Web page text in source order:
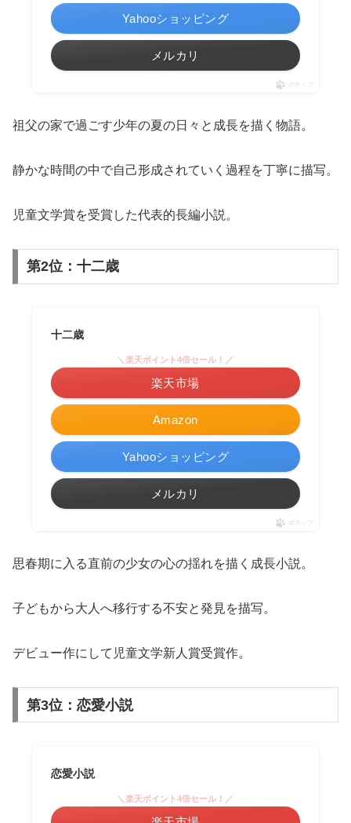
Yahooショッピング
メルカリ
ポチップ
祖父の家で過ごす少年の夏の日々と成長を描く物語。
静かな時間の中で自己形成されていく過程を丁寧に描写。
児童文学賞を受賞した代表的長編小説。
第2位：十二歳
十二歳
Amazon
＼楽天ポイント4倍セール！／
楽天市場
Yahooショッピング
メルカリ
ポチップ
思春期に入る直前の少女の心の揺れを描く成長小説。
子どもから大人へ移行する不安と発見を描写。
デビュー作にして児童文学新人賞受賞作。
第3位：恋愛小説
恋愛小説
＼楽天ポイント4倍セール！／